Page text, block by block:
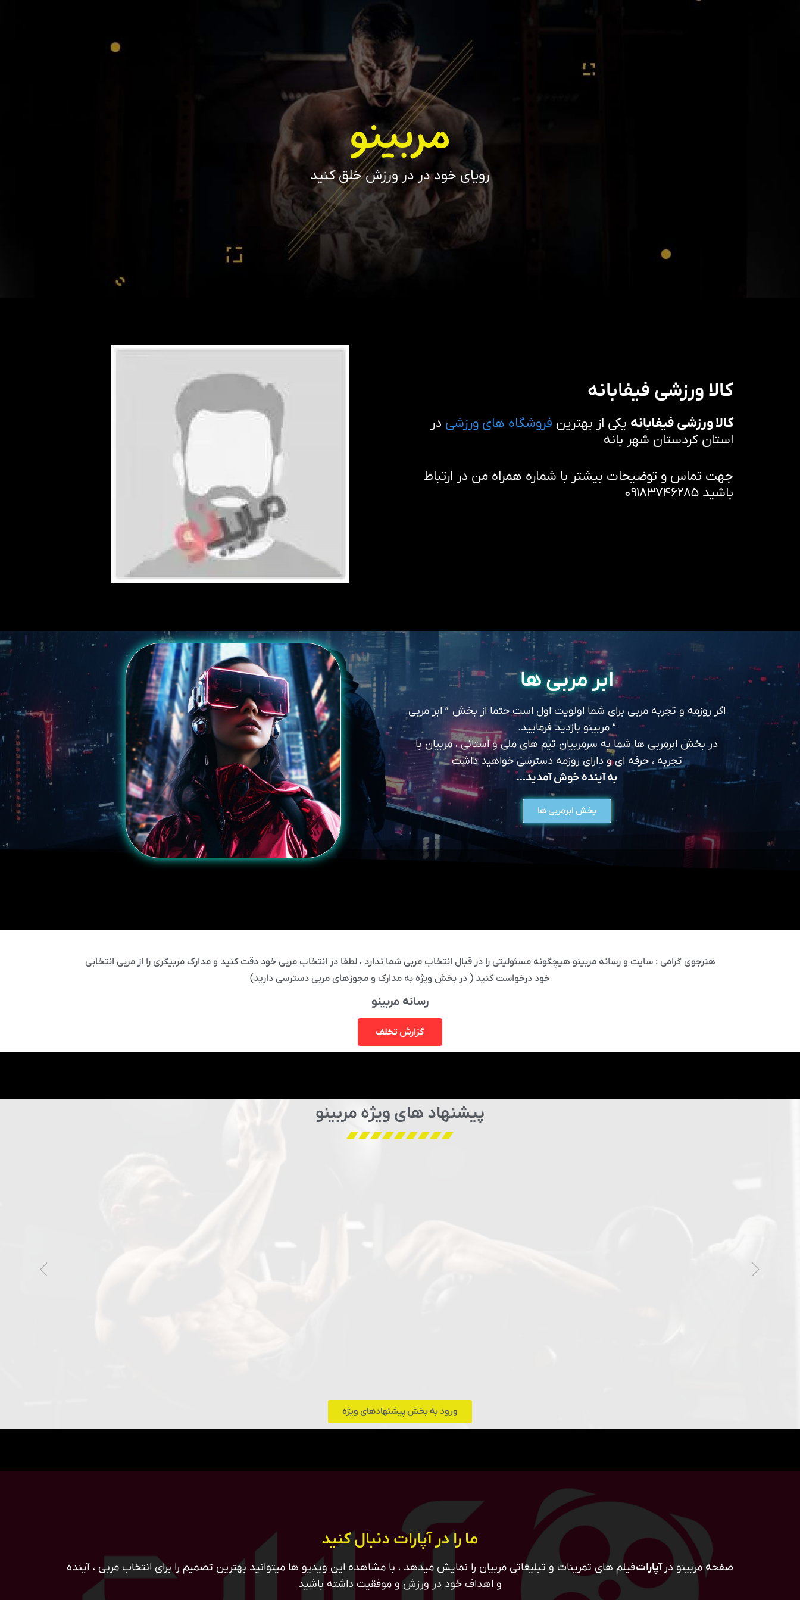
مربینو
رویای خود در در ورزش خلق کنید
کالا ورزشی فیفابانه
کالا ورزشی فیفابانه یکی از بهترین فروشگاه های ورزشی در
استان کردستان شهر بانه
جهت تماس و توضیحات بیشتر با شماره همراه من در ارتباط
باشید ۰۹۱۸۳۷۴۶۲۸۵
ابر مربی ها
اگر روزمه و تجربه مربی برای شما اولویت اول است حتما از بخش ” ابر مربی
” مربینو بازدید فرمایید.
در بخش ابرمربی ها شما به سرمربیان تیم های ملی و استانی ، مربیان با
تجربه ، حرفه ای و دارای روزمه دسترسی خواهید داشت
به آینده خوش آمدید…
بخش ابرمربی ها
هنرجوی گرامی : سایت و رسانه مربینو هیچگونه مسئولیتی را در قبال انتخاب مربی شما ندارد ، لطفا در انتخاب مربی خود دقت کنید و مدارک مربیگری را از مربی انتخابی
خود درخواست کنید ( در بخش ویژه به مدارک و مجوزهای مربی دسترسی دارید)
رسانه مربینو
گزارش تخلف
پیشنهاد های ویژه مربینو
ورود به بخش پیشنهادهای ویژه
ما را در آپارات دنبال کنید
صفحه مربینو در آپاراتفیلم های تمرینات و تبلیغاتی مربیان را نمایش میدهد ، با مشاهده این ویدیو ها میتوانید بهترین تصمیم را برای انتخاب مربی ، آینده
و اهداف خود در ورزش و موفقیت داشته باشید